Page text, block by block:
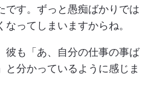
です。ずっと愚痴ばかりでは
ってしまいますからね。
彼も「あ、自分の仕事の事ば
と分かっているように感じま